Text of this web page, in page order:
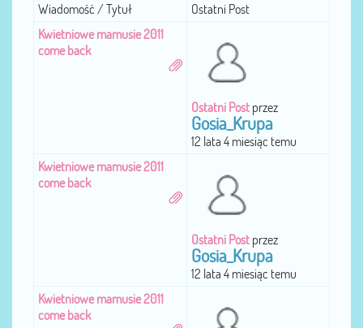
Wiadomość / Tytuł
Ostatni Post
Kwietniowe mamusie 2011
come back
Ostatni Post przez
Gosia_Krupa
12 lata 4 miesiąc temu
Kwietniowe mamusie 2011
come back
Ostatni Post przez
Gosia_Krupa
12 lata 4 miesiąc temu
Kwietniowe mamusie 2011
come back